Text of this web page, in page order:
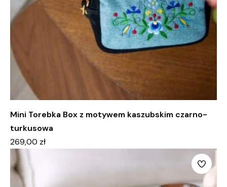
Mini Torebka Box z motywem kaszubskim czarno-
turkusowa
269,00 zł